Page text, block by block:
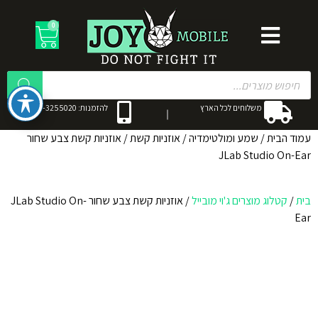
0
משלוחים לכל הארץ להזמנות: 053-3255020
עמוד הבית/שמע ומולטימדיה/אוזניות קשת/ אוזניות קשת צבע שחור
JLab Studio On-Ear
בית/קטלוג מוצרים ג'וי מובייל/
אוזניות קשת צבע שחור JLab Studio On-
Ear